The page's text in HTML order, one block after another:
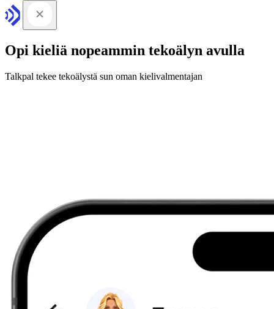
Opi kieliä nopeammin tekoälyn avulla
Talkpal tekee tekoälystä sun oman kielivalmentajan